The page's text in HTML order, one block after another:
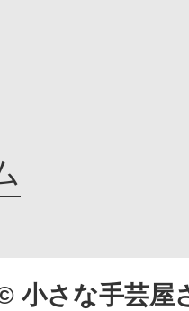
小さな手芸屋